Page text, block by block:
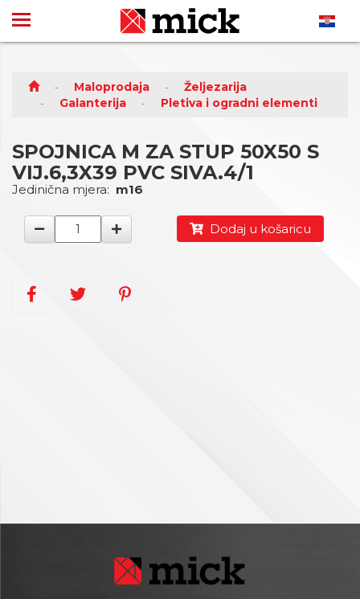
Maloprodaja
Željezarija
Galanterija
Pletiva i ogradni elementi
SPOJNICA M ZA STUP 50X50 S
VIJ.6,3X39 PVC SIVA.4/1
Jedinična mjera: m16
Dodaj u košaricu